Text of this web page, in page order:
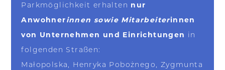
Parkmöglichkeit erhalten nur
Anwohnerinnen sowie Mitarbeiterinnen
von Unternehmen und Einrichtungen in
folgenden Straßen:
Małopolska, Henryka Pobożnego, Zygmunta